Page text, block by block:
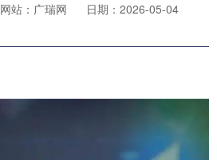
网站：广瑞网
日期：2026-05-04